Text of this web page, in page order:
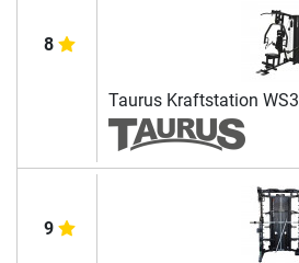
8
Taurus Kraftstation WS3
9